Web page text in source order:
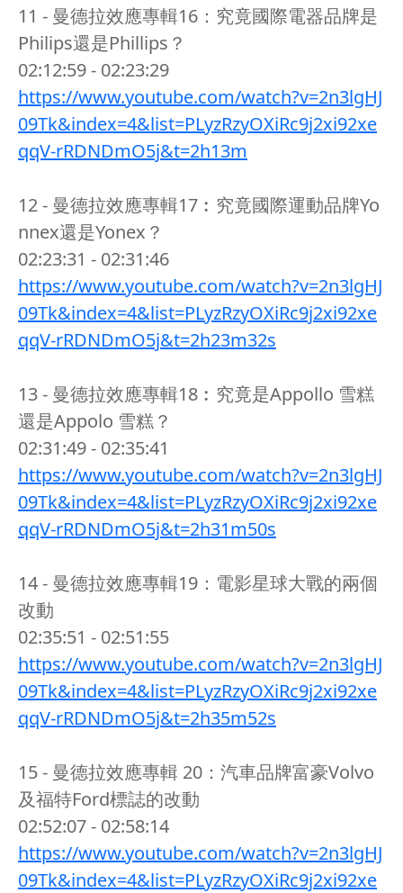
11 - 曼德拉效應專輯16：究竟國際電器品牌是
Philips還是Phillips？
02:12:59 - 02:23:29
https://www.youtube.com/watch?v=2n3lgHJ
09Tk&index=4&list=PLyzRzyOXiRc9j2xi92xe
qqV-rRDNDmO5j&t=2h13m
12 - 曼德拉效應專輯17︰究竟國際運動品牌Yo
nnex還是Yonex？
02:23:31 - 02:31:46
https://www.youtube.com/watch?v=2n3lgHJ
09Tk&index=4&list=PLyzRzyOXiRc9j2xi92xe
qqV-rRDNDmO5j&t=2h23m32s
13 - 曼德拉效應專輯18︰究竟是Appollo 雪糕
還是Appolo 雪糕？
02:31:49 - 02:35:41
https://www.youtube.com/watch?v=2n3lgHJ
09Tk&index=4&list=PLyzRzyOXiRc9j2xi92xe
qqV-rRDNDmO5j&t=2h31m50s
14 - 曼德拉效應專輯19：電影星球大戰的兩個
改動
02:35:51 - 02:51:55
https://www.youtube.com/watch?v=2n3lgHJ
09Tk&index=4&list=PLyzRzyOXiRc9j2xi92xe
qqV-rRDNDmO5j&t=2h35m52s
15 - 曼德拉效應專輯 20：汽車品牌富豪Volvo
及福特Ford標誌的改動
02:52:07 - 02:58:14
https://www.youtube.com/watch?v=2n3lgHJ
09Tk&index=4&list=PLyzRzyOXiRc9j2xi92xe